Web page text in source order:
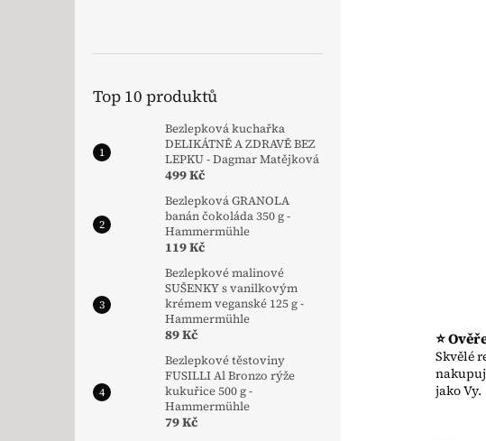
Top 10 produktů
Bezlepková kuchařka
DELIKÁTNĚ A ZDRAVĚ BEZ
LEPKU - Dagmar Matějková
499 Kč
Bezlepková GRANOLA
banán čokoláda 350 g -
Hammermühle
119 Kč
Bezlepkové malinové
SUŠENKY s vanilkovým
krémem veganské 125 g -
Hammermühle
89 Kč
Bezlepkové těstoviny
FUSILLI Al Bronzo rýže
kukuřice 500 g -
Hammermühle
79 Kč
⭐
Skvělé
jako Vy.